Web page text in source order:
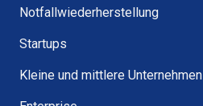
Notfallwiederherstellung
Startups
Kleine und mittlere Unternehmen